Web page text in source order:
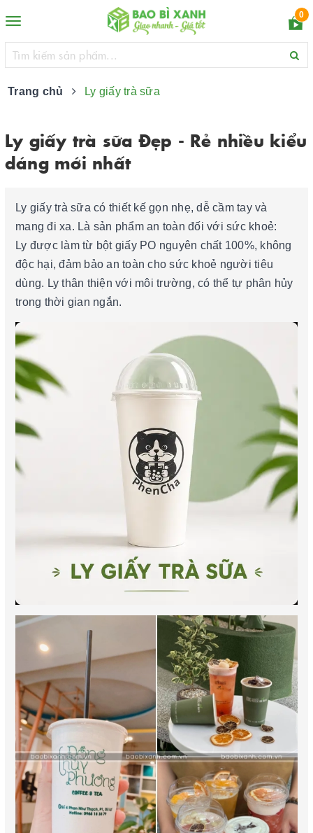
Toggle
navigation
0
Trang chủ Ly giấy trà sữa
Ly giấy trà sữa Đẹp - Rẻ nhiều kiểu
dáng mới nhất
Ly giấy trà sữa có thiết kế gọn nhẹ, dễ cầm tay và
mang đi xa. Là sản phẩm an toàn đối với sức khoẻ:
Ly được làm từ bột giấy PO nguyên chất 100%, không
độc hại, đảm bảo an toàn cho sức khoẻ người tiêu
dùng. Ly thân thiện với môi trường, có thể tự phân hủy
trong thời gian ngắn.